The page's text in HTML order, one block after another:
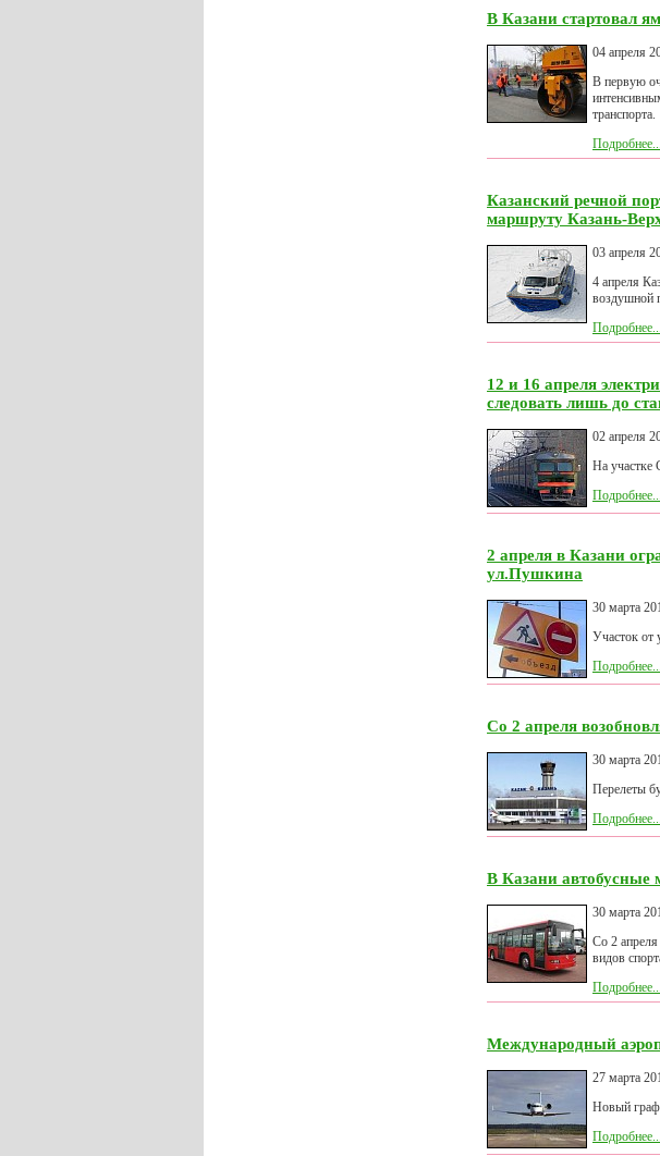
В Казани стартовал
04 апреля
В первую
транспорта.
Подробнее...
Казанский речной
маршруту Казань-
03 апреля
4 апреля
воздушной
Подробнее...
12 и 16 апреля
следовать лишь до
02 апреля
На участке
Подробнее...
2 апреля в Казани
ул.Пушкина
30 марта
Участок от
Подробнее...
Со 2 апреля
30 марта
Перелеты
Подробнее...
В Казани
30 марта
Со 2
видов
Подробнее...
Международный
27 марта
Новый
Подробнее...